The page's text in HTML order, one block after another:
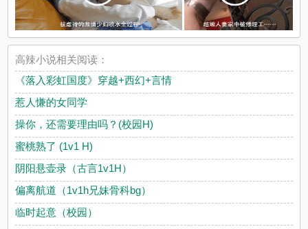
高辣小说相关阅读：
《落入彩虹国度》穿越+西幻+言情
惹人慊的女同学
操你，还需要理由吗？(校园H)
蜜桃熟了 (1v1 H)
阴阳悬壶录（古言1v1H）
偏离航道（1v1h兄妹骨科bg）
临时起意（校园）